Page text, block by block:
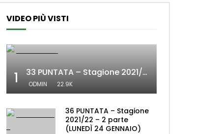
VIDEO PIÙ VISTI
1 33 PUNTATA – Stagione 2021/22 – 2 parte (MERCOLEDÌ 19 GENNAIO)
ODMIN 22.9K
36 PUNTATA – Stagione
2021/22 – 2 parte
(LUNEDÌ 24 GENNAIO)